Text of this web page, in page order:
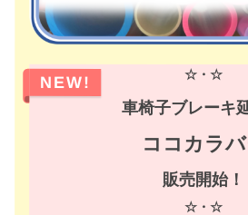
NEW! ☆・☆
車椅子ブレーキ
ココカラ
販売開始！
☆・☆